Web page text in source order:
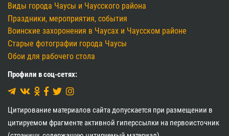
Виды города Чаусы и Чаусского района
Праздники, мероприятия, события
Воинские захоронения в Чаусах и Чаусском районе
Старые фотографии города Чаусы
Обои для рабочего стола
Профили в соц-сетях:
Цитирование материалов сайта допускается при размещении в
цитируемом фрагменте активной гиперссылки на первоисточник